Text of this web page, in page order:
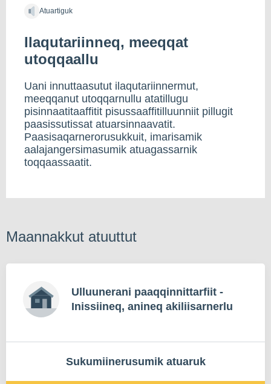
Atuartiguk
Ilaqutariinneq, meeqqat
utoqqaallu
Uani innuttaasutut ilaqutariinnermut,
meeqqanut utoqqarnullu atatillugu
pisinnaatitaaffitit pisussaaffitilluunniit pillugit
paasissutissat atuarsinnaavatit.
Paasisaqarnerorusukkuit, imarisamik
aalajangersimasumik atuagassarnik
toqqaassaatit.
Maannakkut atuuttut
Ulluunerani paaqqinnittarfiit -
Inissiineq, anineq akiliisarnerlu
Sukumiinerusumik atuaruk